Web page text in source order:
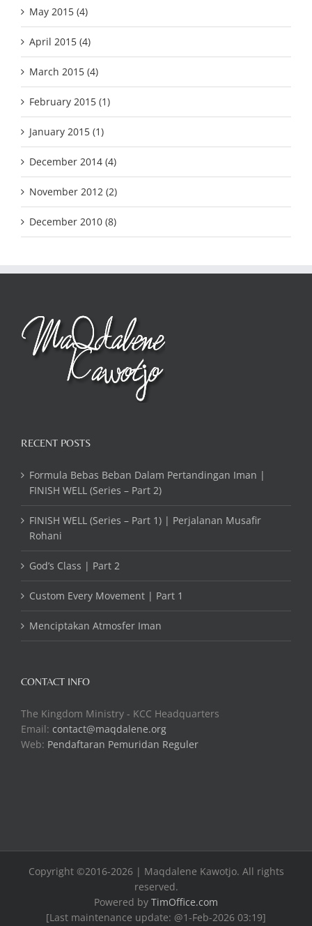
May 2015 (4)
April 2015 (4)
March 2015 (4)
February 2015 (1)
January 2015 (1)
December 2014 (4)
November 2012 (2)
December 2010 (8)
RECENT POSTS
Formula Bebas Beban Dalam Pertandingan Iman |
FINISH WELL (Series – Part 2)
FINISH WELL (Series – Part 1) | Perjalanan Musafir
Rohani
God’s Class | Part 2
Custom Every Movement | Part 1
Menciptakan Atmosfer Iman
CONTACT INFO
The Kingdom Ministry - KCC Headquarters
Email: contact@maqdalene.org
Web: Pendaftaran Pemuridan Reguler
Copyright ©2016-2026 | Maqdalene Kawotjo. All rights
reserved.
Powered by TimOffice.com
[Last maintenance update: @1-Feb-2026 03:19]